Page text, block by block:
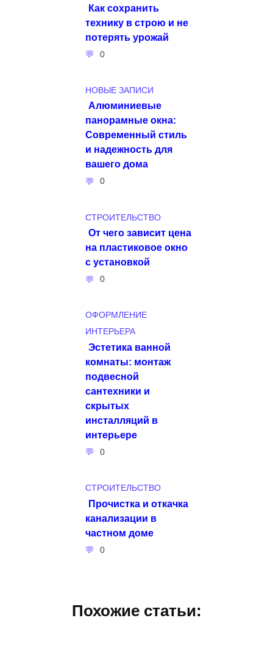
Как сохранить
технику в строю и не
потерять урожай
0
НОВЫЕ ЗАПИСИ
Алюминиевые
панорамные окна:
Современный стиль
и надежность для
вашего дома
0
СТРОИТЕЛЬСТВО
От чего зависит цена
на пластиковое окно
с установкой
0
ОФОРМЛЕНИЕ
ИНТЕРЬЕРА
Эстетика ванной
комнаты: монтаж
подвесной
сантехники и
скрытых
инсталляций в
интерьере
0
СТРОИТЕЛЬСТВО
Прочистка и откачка
канализации в
частном доме
0
Похожие статьи: